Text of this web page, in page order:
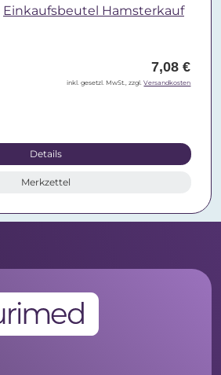
Einkaufsbeutel Hamsterkauf
7,08 €
inkl. gesetzl. MwSt., zzgl.Versandkosten
Details
Merkzettel